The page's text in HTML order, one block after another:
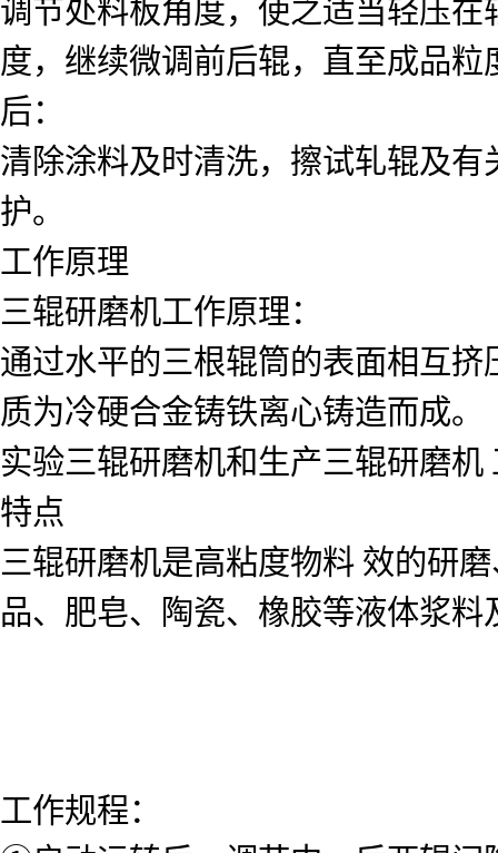
调节处料板角度，使之适当轻压
度，继续微调前后辊，直至成品
后：
清除涂料及时清洗，擦试轧辊及
护。
工作原理
三辊研磨机工作原理：
通过水平的三根辊筒的表面相互
质为冷硬合金铸铁离心铸造而成。
实验三辊研磨机和生产三辊研磨
特点
三辊研磨机是高粘度物料 效的研
品、肥皂、陶瓷、橡胶等液体浆料
工作规程：